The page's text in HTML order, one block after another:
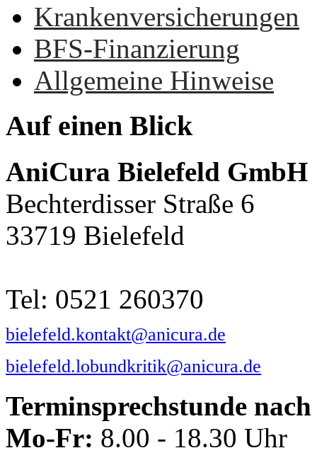
Krankenversicherungen
BFS-Finanzierung
Allgemeine Hinweise
Auf einen Blick
AniCura Bielefeld GmbH
Bechterdisser Straße 6
33719 Bielefeld
Tel: 0521 260370
bielefeld.kontakt@anicura.de
bielefeld.lobundkritik@anicura.de
Terminsprechstunde
Mo-Fr: 8.00 - 18.30 Uhr